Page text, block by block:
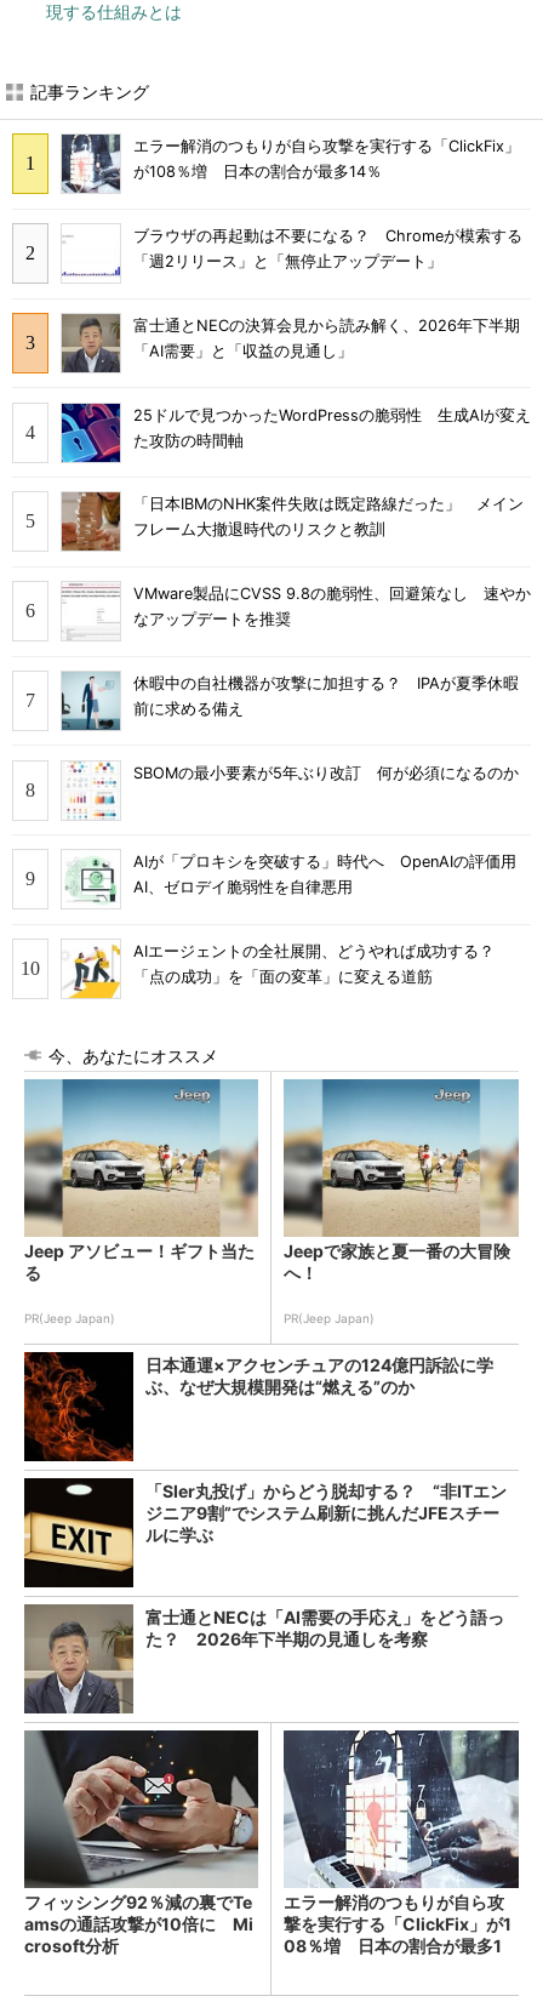
現する仕組みとは
記事ランキング
エラー解消のつもりが自ら攻撃を実行する「ClickFix」
が108％増 日本の割合が最多14％
ブラウザの再起動は不要になる？ Chromeが模索する
「週2リリース」と「無停止アップデート」
富士通とNECの決算会見から読み解く、2026年下半期
「AI需要」と「収益の見通し」
25ドルで見つかったWordPressの脆弱性 生成AIが変え
た攻防の時間軸
「日本IBMのNHK案件失敗は既定路線だった」 メイン
フレーム大撤退時代のリスクと教訓
VMware製品にCVSS 9.8の脆弱性、回避策なし 速やか
なアップデートを推奨
休暇中の自社機器が攻撃に加担する？ IPAが夏季休暇
前に求める備え
SBOMの最小要素が5年ぶり改訂 何が必須になるのか
AIが「プロキシを突破する」時代へ OpenAIの評価用
AI、ゼロデイ脆弱性を自律悪用
AIエージェントの全社展開、どうやれば成功する？
「点の成功」を「面の変革」に変える道筋
今、あなたにオススメ
Jeep アソビュー！ギフト当た
る
PR(Jeep Japan)
Jeepで家族と夏一番の大冒険
へ！
PR(Jeep Japan)
日本通運×アクセンチュアの124億円訴訟に学
ぶ、なぜ大規模開発は“燃える”のか
「SIer丸投げ」からどう脱却する？ “非ITエン
ジニア9割”でシステム刷新に挑んだJFEスチー
ルに学ぶ
富士通とNECは「AI需要の手応え」をどう語っ
た？ 2026年下半期の見通しを考察
フィッシング92％減の裏でTe
amsの通話攻撃が10倍に Mi
crosoft分析
エラー解消のつもりが自ら攻
撃を実行する「ClickFix」が1
08％増 日本の割合が最多1